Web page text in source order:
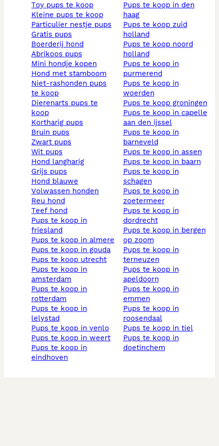
toy pups te koop
kleine pups te koop
particulier nestje pups
gratis pups
boerderij hond
abrikoos pups
mini hondje kopen
hond met stamboom
niet-rashonden pups
te koop
dierenarts pups te
koop
kortharig pups
bruin pups
zwart pups
wit pups
hond langharig
grijs pups
hond blauwe
volwassen honden
reu hond
teef hond
pups te koop in
friesland
pups te koop in almere
pups te koop in gouda
pups te koop utrecht
pups te koop in
amsterdam
pups te koop in
rotterdam
pups te koop in
lelystad
pups te koop in venlo
pups te koop in weert
pups te koop in
eindhoven
pups te koop in den
haag
pups te koop zuid
holland
pups te koop noord
holland
pups te koop in
purmerend
pups te koop in
woerden
pups te koop groningen
pups te koop in capelle
aan den ijssel
pups te koop in
barneveld
pups te koop in assen
pups te koop in baarn
pups te koop in
schagen
pups te koop in
zoetermeer
pups te koop in
dordrecht
pups te koop in bergen
op zoom
pups te koop in
terneuzen
pups te koop in
apeldoorn
pups te koop in
emmen
pups te koop in
roosendaal
pups te koop in tiel
pups te koop in
doetinchem